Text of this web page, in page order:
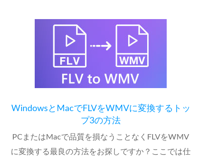
WindowsとMacでFLVをWMVに変換するトッ
プ3の方法
PCまたはMacで品質を損なうことなくFLVをWMV
に変換する最良の方法をお探しですか？ここでは仕